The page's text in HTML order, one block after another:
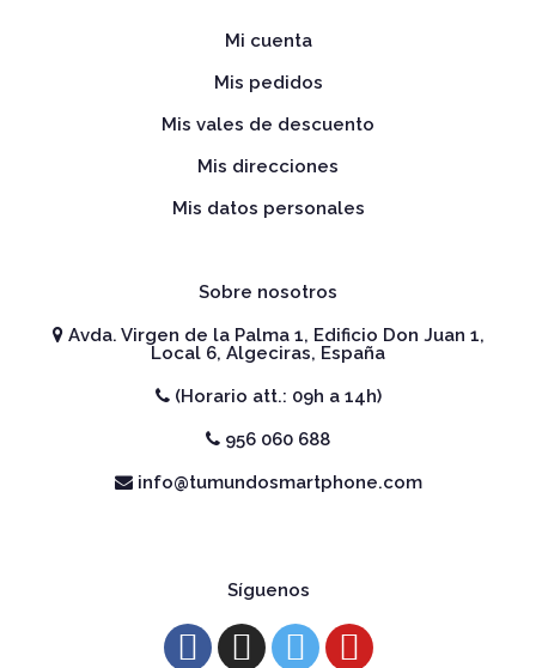
Mi cuenta
Mis pedidos
Mis vales de descuento
Mis direcciones
Mis datos personales
Sobre nosotros
Avda. Virgen de la Palma 1, Edificio Don Juan 1,
Local 6, Algeciras, España
(Horario att.: 09h a 14h)
956 060 688
info@tumundosmartphone.com
Síguenos